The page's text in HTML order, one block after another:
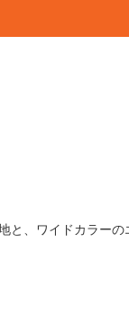
、ワイドカラーの